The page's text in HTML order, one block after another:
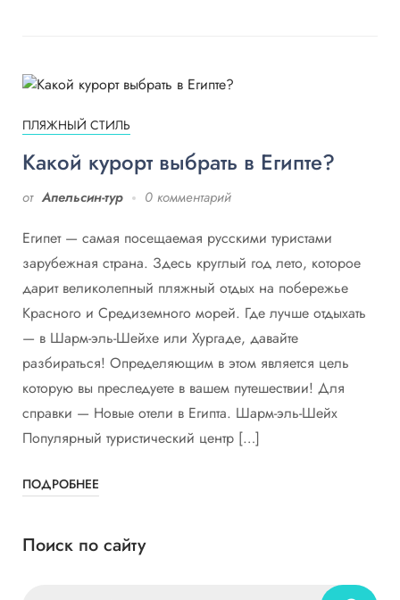
ПЛЯЖНЫЙ СТИЛЬ
Какой курорт выбрать в Египте?
от Апельсин-тур 0 комментарий
Египет — самая посещаемая русскими туристами
зарубежная страна. Здесь круглый год лето, которое
дарит великолепный пляжный отдых на побережье
Красного и Средиземного морей. Где лучше отдыхать
— в Шарм-эль-Шейхе или Хургаде, давайте
разбираться! Определяющим в этом является цель
которую вы преследуете в вашем путешествии! Для
справки — Новые отели в Египта. Шарм-эль-Шейх
Популярный туристический центр […]
ПОДРОБНЕЕ
Поиск по сайту